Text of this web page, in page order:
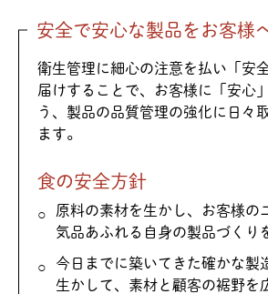
安全で安心な製品をお客様
衛生管理に細心の注意を払い「安
届けすることで、お客様に「安心
う、製品の品質管理の強化に日々
ます。
食の安全方針
原料の素材を生かし、お客様の
気品あふれる自身の製品づくり
今日までに築いてきた確かな製
生かして、素材と顧客の裾野を